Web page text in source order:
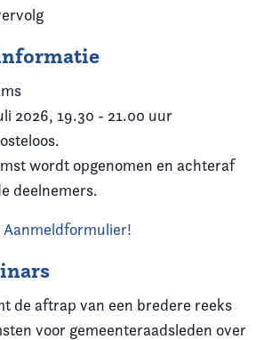
2026, 19.30 - 21.00 uur
wordt opgenomen en achteraf
deelnemers.
Aanmeldformulier!
de aftrap van een bredere reeks
voor gemeenteraadsleden over